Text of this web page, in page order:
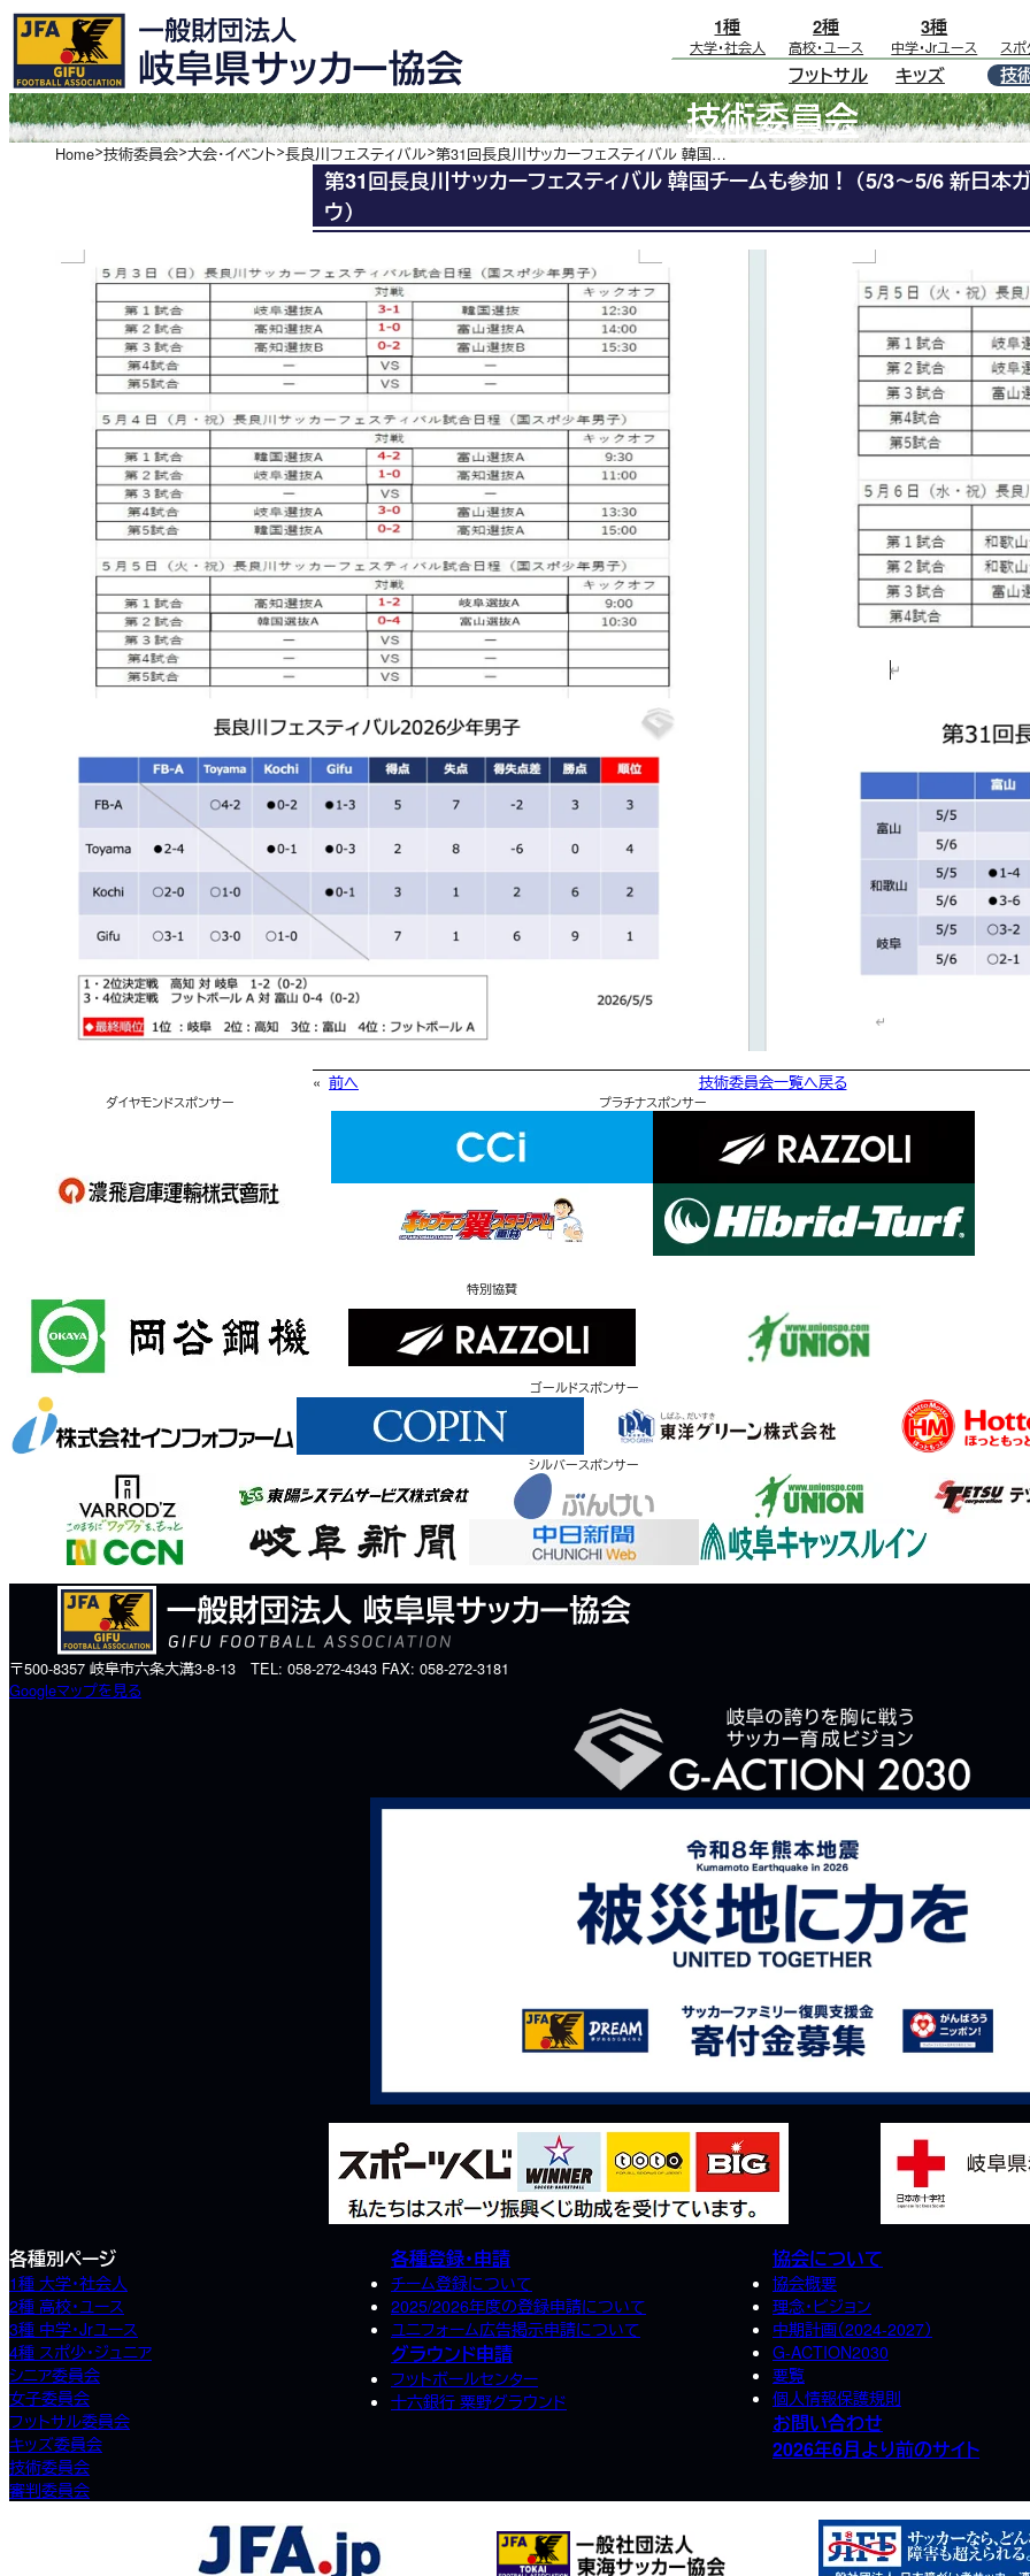
内
を
ス
キ
1種
大学・社会人
2種
高校･ユース
3種
中学･Jrユース ス
フットサル キッズ 技
技術委員会
Home 技術委員会 大会・イベント 長良川フェスティバル 第31回長良川サッカーフェスティバル 韓国チームも参加！ （5/3～5/6 新日本ガス球技メドウ）
第31回長良川サッカーフェスティバル 韓国チームも参加！ （5/3～5/6 新日本
ウ）
« 前へ 技術委員会一覧へ戻る
ダイヤモンドスポンサー プラチナスポンサー
特別協賛
ゴールドスポンサー
シルバースポンサー
〒500-8357 岐阜市六条大溝3-8-13 TEL: 058-272-4343 FAX: 058-272-3181
Googleマップを見る
各種別ページ
1種 大学・社会人
2種 高校･ユース
3種 中学･Jrユース
4種 スポ少･ジュニア
シニア委員会
女子委員会
フットサル委員会
キッズ委員会
技術委員会
審判委員会
各種登録・申請
チーム登録について
2025/2026年度の登録申請について
ユニフォーム広告掲示申請について
グラウンド申請
フットボールセンター
十六銀行 粟野グラウンド
協会について
協会概要
理念・ビジョン
中期計画（2024-2027）
G-ACTION2030
要覧
個人情報保護規則
お問い合わせ
2026年6月より前のサイト